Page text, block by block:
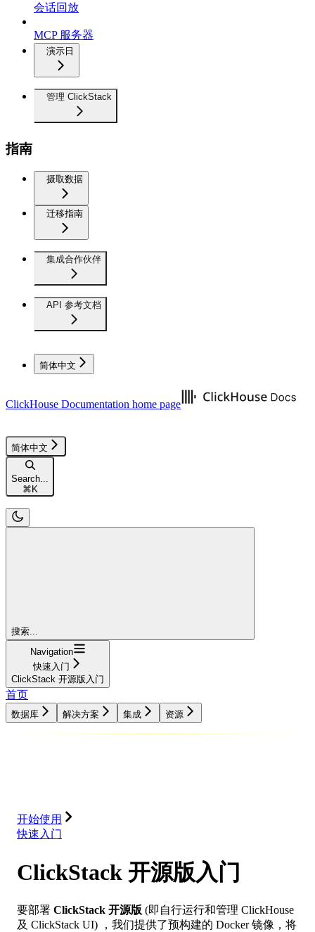
会话回放
MCP 服务器
演示日
管理 ClickStack
指南
摄取数据
迁移指南
集成合作伙伴
API 参考文档
简体中文
ClickHouse Documentation home page
简体中文
Search...
⌘ K
搜索...
Navigation
快速入门
ClickStack 开源版入门
首页
数据库 解决方案 集成 资源
开始使用
快速入门
ClickStack 开源版入门
要部署 ClickStack 开源版 (即自行运行和管理 ClickHouse
及 ClickStack UI) ，我们提供了预构建的 Docker 镜像，将